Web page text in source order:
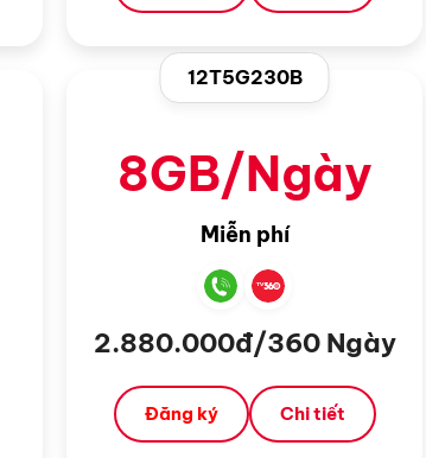
12T5G230B
8GB/Ngày
Miễn phí
2.880.000đ/360 Ngày
Đăng ký Chi tiết